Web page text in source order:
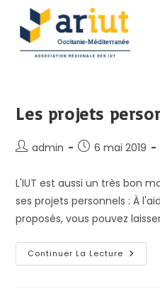
content
Les projets
Auteur/autrice
la
publication :
admin
Publication
6 mai 2019
L'IUT est aussi un très bon
ses projets personnels : À
proposés, vous pouvez
Continuer La Lecture Les
Projets